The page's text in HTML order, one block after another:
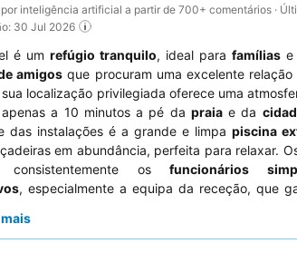
inteligência artificial a partir de 700+ comentários ·
30 Jul 2026
é um refúgio tranquilo, ideal para famílias e
amigos que procuram uma excelente
localização privilegiada oferece uma
a 10 minutos a pé da praiae da
das instalações é a grande e limpa piscina
em abundância, perfeita para relaxar.
consistentemente osfuncionários
, especialmente a equipa da receção, que
bem equipadas